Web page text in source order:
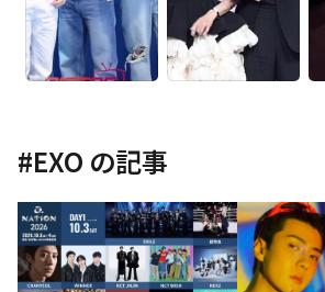
#EXO の記事